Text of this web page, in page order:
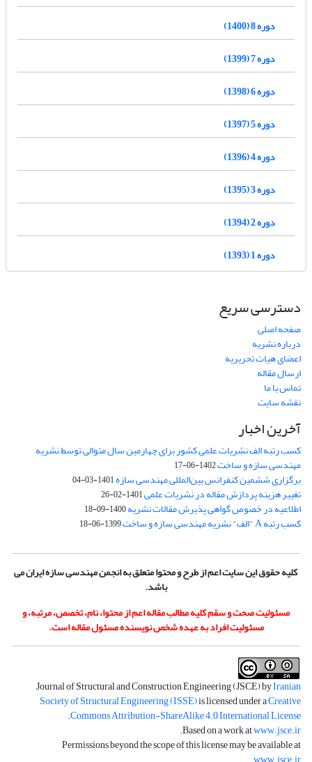
دوره 8 (1400)
دوره 7 (1399)
دوره 6 (1398)
دوره 5 (1397)
دوره 4 (1396)
دوره 3 (1395)
دوره 2 (1394)
دوره 1 (1393)
دسترسی سریع
صفحه اصلی
درباره نشریه
اعضای هیات تحریریه
ارسال مقاله
تماس با ما
نقشه سایت
آخرین اخبار
کسب رتبه الف نشریات علمی کشور برای چهارمین سال متوالی توسط نشریه
مهندسی سازه و ساخت1402-06-17
برگزاری ششمین کنفرانس بین‌المللی مهندسی سازه1401-03-04
تغییر هزینه پردازش مقاله در نشریات علمی1401-02-26
اطلاعیه در خصوص گواهی پذیرش مقالات نشریه1400-09-18
کسب رتبه A "الف" نشریه مهندسی سازه و ساخت 1399-06-18
کلیه حقوق این سایت اعم از طرح و محتوا متعلق به انجمن مهندسی سازه ایران می
باشد.
مسئولیت صحت و سقم کلیه مطالب مقاله اعم از محتوا، نام، تخصص، مرتبه، و
مسئولیت افراد به عهده شخص نویسنده مسئول مقاله است.
Journal of Structural and Construction Engineering (JSCE) byIranian
Society of Structural Engineering (ISSE)is licensed under aCreative
Commons Attribution-ShareAlike 4.0 International License
.
Based on a work atwww.jsce.ir
.
Permissions beyond the scope of this license may be available at